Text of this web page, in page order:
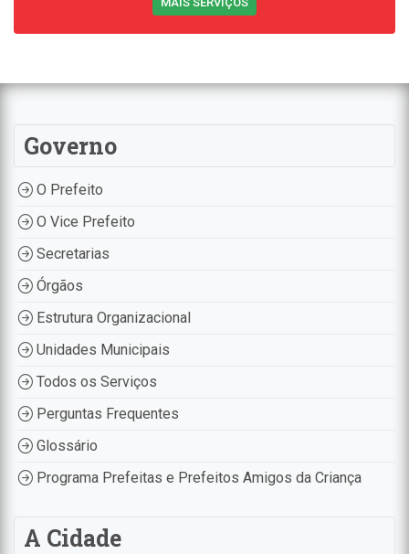
Governo
O Prefeito
O Vice Prefeito
Secretarias
Órgãos
Estrutura Organizacional
Unidades Municipais
Todos os Serviços
Perguntas Frequentes
Glossário
Programa Prefeitas e Prefeitos Amigos da Criança
A Cidade